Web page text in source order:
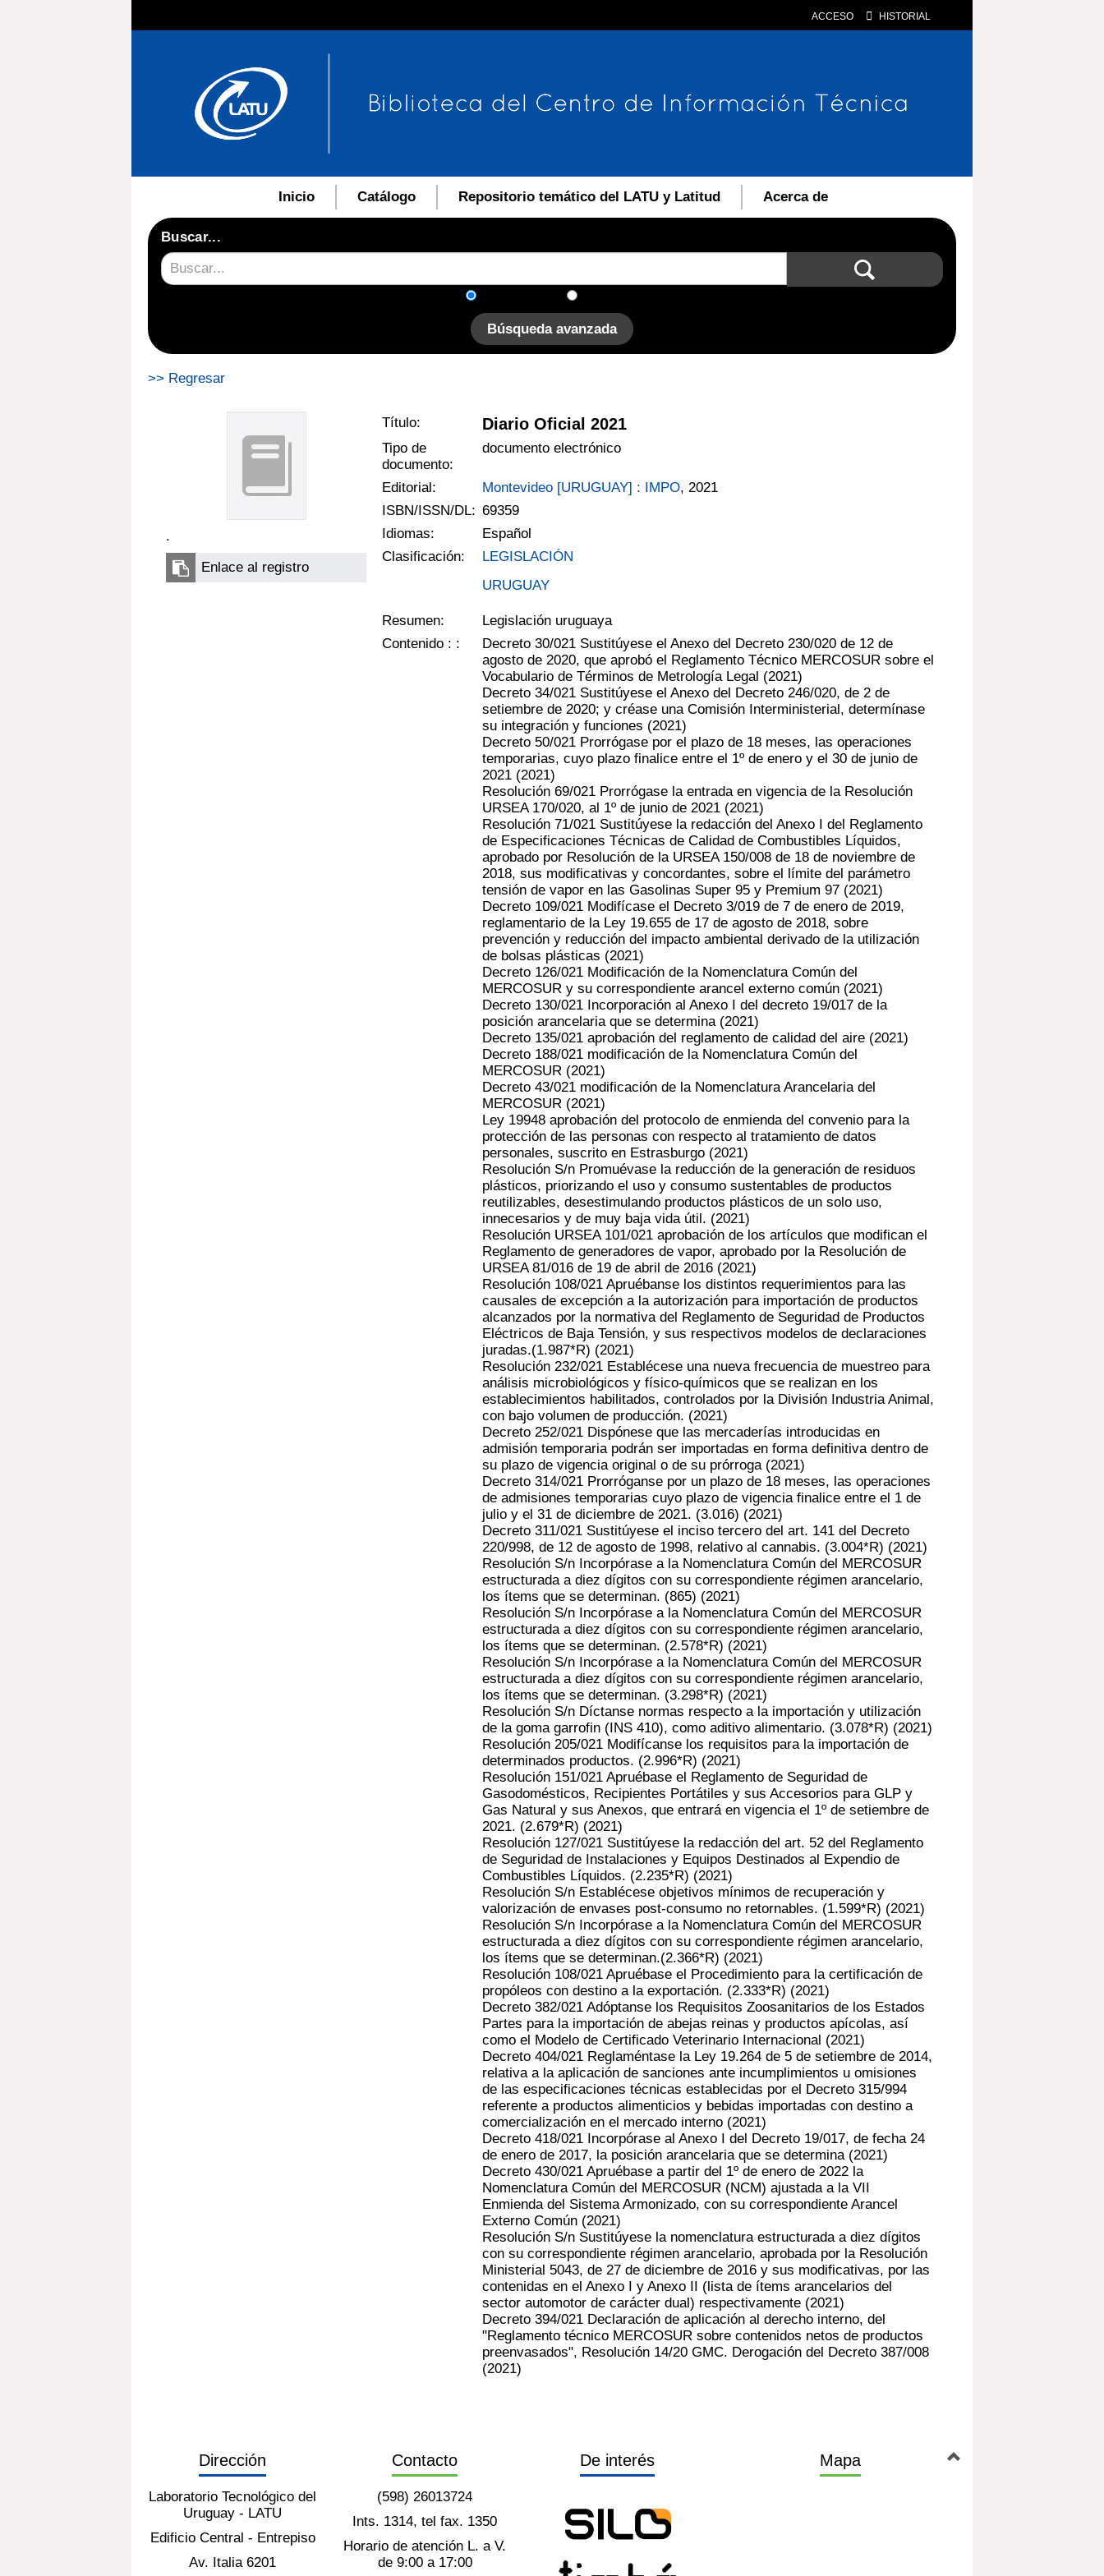
ACCESO HISTORIAL
Inicio Catálogo Repositorio temático del LATU y Latitud Acerca de
Buscar...
Búsqueda avanzada
>> Regresar
.
Enlace al registro
Título: Diario Oficial 2021
Tipo de
documento:
documento electrónico
Editorial: Montevideo [URUGUAY] : IMPO, 2021
ISBN/ISSN/DL: 69359
Idiomas:
Español
Clasificación:
LEGISLACIÓN
URUGUAY
Resumen:
Legislación uruguaya
Contenido : :
Decreto 30/021 Sustitúyese el Anexo del Decreto 230/020 de 12 de
agosto de 2020, que aprobó el Reglamento Técnico MERCOSUR sobre el
Vocabulario de Términos de Metrología Legal (2021)
Decreto 34/021 Sustitúyese el Anexo del Decreto 246/020, de 2 de
setiembre de 2020; y créase una Comisión Interministerial, determínase
su integración y funciones (2021)
Decreto 50/021 Prorrógase por el plazo de 18 meses, las operaciones
temporarias, cuyo plazo finalice entre el 1º de enero y el 30 de junio de
2021 (2021)
Resolución 69/021 Prorrógase la entrada en vigencia de la Resolución
URSEA 170/020, al 1º de junio de 2021 (2021)
Resolución 71/021 Sustitúyese la redacción del Anexo I del Reglamento
de Especificaciones Técnicas de Calidad de Combustibles Líquidos,
aprobado por Resolución de la URSEA 150/008 de 18 de noviembre de
2018, sus modificativas y concordantes, sobre el límite del parámetro
tensión de vapor en las Gasolinas Super 95 y Premium 97 (2021)
Decreto 109/021 Modifícase el Decreto 3/019 de 7 de enero de 2019,
reglamentario de la Ley 19.655 de 17 de agosto de 2018, sobre
prevención y reducción del impacto ambiental derivado de la utilización
de bolsas plásticas (2021)
Decreto 126/021 Modificación de la Nomenclatura Común del
MERCOSUR y su correspondiente arancel externo común (2021)
Decreto 130/021 Incorporación al Anexo I del decreto 19/017 de la
posición arancelaria que se determina (2021)
Decreto 135/021 aprobación del reglamento de calidad del aire (2021)
Decreto 188/021 modificación de la Nomenclatura Común del
MERCOSUR (2021)
Decreto 43/021 modificación de la Nomenclatura Arancelaria del
MERCOSUR (2021)
Ley 19948 aprobación del protocolo de enmienda del convenio para la
protección de las personas con respecto al tratamiento de datos
personales, suscrito en Estrasburgo (2021)
Resolución S/n Promuévase la reducción de la generación de residuos
plásticos, priorizando el uso y consumo sustentables de productos
reutilizables, desestimulando productos plásticos de un solo uso,
innecesarios y de muy baja vida útil. (2021)
Resolución URSEA 101/021 aprobación de los artículos que modifican el
Reglamento de generadores de vapor, aprobado por la Resolución de
URSEA 81/016 de 19 de abril de 2016 (2021)
Resolución 108/021 Apruébanse los distintos requerimientos para las
causales de excepción a la autorización para importación de productos
alcanzados por la normativa del Reglamento de Seguridad de Productos
Eléctricos de Baja Tensión, y sus respectivos modelos de declaraciones
juradas.(1.987*R) (2021)
Resolución 232/021 Establécese una nueva frecuencia de muestreo para
análisis microbiológicos y físico-químicos que se realizan en los
establecimientos habilitados, controlados por la División Industria Animal,
con bajo volumen de producción. (2021)
Decreto 252/021 Dispónese que las mercaderías introducidas en
admisión temporaria podrán ser importadas en forma definitiva dentro de
su plazo de vigencia original o de su prórroga (2021)
Decreto 314/021 Prorróganse por un plazo de 18 meses, las operaciones
de admisiones temporarias cuyo plazo de vigencia finalice entre el 1 de
julio y el 31 de diciembre de 2021. (3.016) (2021)
Decreto 311/021 Sustitúyese el inciso tercero del art. 141 del Decreto
220/998, de 12 de agosto de 1998, relativo al cannabis. (3.004*R) (2021)
Resolución S/n Incorpórase a la Nomenclatura Común del MERCOSUR
estructurada a diez dígitos con su correspondiente régimen arancelario,
los ítems que se determinan. (865) (2021)
Resolución S/n Incorpórase a la Nomenclatura Común del MERCOSUR
estructurada a diez dígitos con su correspondiente régimen arancelario,
los ítems que se determinan. (2.578*R) (2021)
Resolución S/n Incorpórase a la Nomenclatura Común del MERCOSUR
estructurada a diez dígitos con su correspondiente régimen arancelario,
los ítems que se determinan. (3.298*R) (2021)
Resolución S/n Díctanse normas respecto a la importación y utilización
de la goma garrofin (INS 410), como aditivo alimentario. (3.078*R) (2021)
Resolución 205/021 Modifícanse los requisitos para la importación de
determinados productos. (2.996*R) (2021)
Resolución 151/021 Apruébase el Reglamento de Seguridad de
Gasodomésticos, Recipientes Portátiles y sus Accesorios para GLP y
Gas Natural y sus Anexos, que entrará en vigencia el 1º de setiembre de
2021. (2.679*R) (2021)
Resolución 127/021 Sustitúyese la redacción del art. 52 del Reglamento
de Seguridad de Instalaciones y Equipos Destinados al Expendio de
Combustibles Líquidos. (2.235*R) (2021)
Resolución S/n Establécese objetivos mínimos de recuperación y
valorización de envases post-consumo no retornables. (1.599*R) (2021)
Resolución S/n Incorpórase a la Nomenclatura Común del MERCOSUR
estructurada a diez dígitos con su correspondiente régimen arancelario,
los ítems que se determinan.(2.366*R) (2021)
Resolución 108/021 Apruébase el Procedimiento para la certificación de
propóleos con destino a la exportación. (2.333*R) (2021)
Decreto 382/021 Adóptanse los Requisitos Zoosanitarios de los Estados
Partes para la importación de abejas reinas y productos apícolas, así
como el Modelo de Certificado Veterinario Internacional (2021)
Decreto 404/021 Reglaméntase la Ley 19.264 de 5 de setiembre de 2014,
relativa a la aplicación de sanciones ante incumplimientos u omisiones
de las especificaciones técnicas establecidas por el Decreto 315/994
referente a productos alimenticios y bebidas importadas con destino a
comercialización en el mercado interno (2021)
Decreto 418/021 Incorpórase al Anexo I del Decreto 19/017, de fecha 24
de enero de 2017, la posición arancelaria que se determina (2021)
Decreto 430/021 Apruébase a partir del 1º de enero de 2022 la
Nomenclatura Común del MERCOSUR (NCM) ajustada a la VII
Enmienda del Sistema Armonizado, con su correspondiente Arancel
Externo Común (2021)
Resolución S/n Sustitúyese la nomenclatura estructurada a diez dígitos
con su correspondiente régimen arancelario, aprobada por la Resolución
Ministerial 5043, de 27 de diciembre de 2016 y sus modificativas, por las
contenidas en el Anexo I y Anexo II (lista de ítems arancelarios del
sector automotor de carácter dual) respectivamente (2021)
Decreto 394/021 Declaración de aplicación al derecho interno, del
"Reglamento técnico MERCOSUR sobre contenidos netos de productos
preenvasados", Resolución 14/20 GMC. Derogación del Decreto 387/008
(2021)
Dirección
Laboratorio Tecnológico del
Uruguay - LATU
Edificio Central - Entrepiso
Av. Italia 6201
Contacto
(598) 26013724
Ints. 1314, tel fax. 1350
Horario de atención L. a V.
de 9:00 a 17:00
De interés Mapa